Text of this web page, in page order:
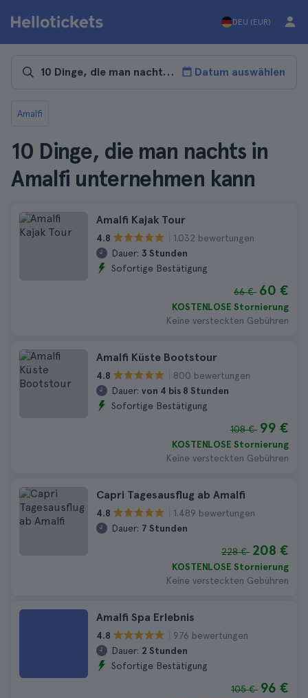
DEU (EUR)
Datum auswählen
Amalfi
10 Dinge, die man nachts in
Amalfi unternehmen kann
Amalfi Kajak Tour
4.8
1.032 bewertungen
Dauer: 3 Stunden
Sofortige Bestätigung
66 € 60 €
KOSTENLOSE Stornierung
Keine versteckten Gebühren
Amalfi Küste Bootstour
4.8
800 bewertungen
Dauer: von 4 bis 8 Stunden
Sofortige Bestätigung
108 € 99 €
KOSTENLOSE Stornierung
Keine versteckten Gebühren
Capri Tagesausflug ab Amalfi
4.8
1.489 bewertungen
Dauer: 7 Stunden
228 € 208 €
KOSTENLOSE Stornierung
Keine versteckten Gebühren
Amalfi Spa Erlebnis
4.8
976 bewertungen
Dauer: 2 Stunden
Sofortige Bestätigung
105 € 96 €